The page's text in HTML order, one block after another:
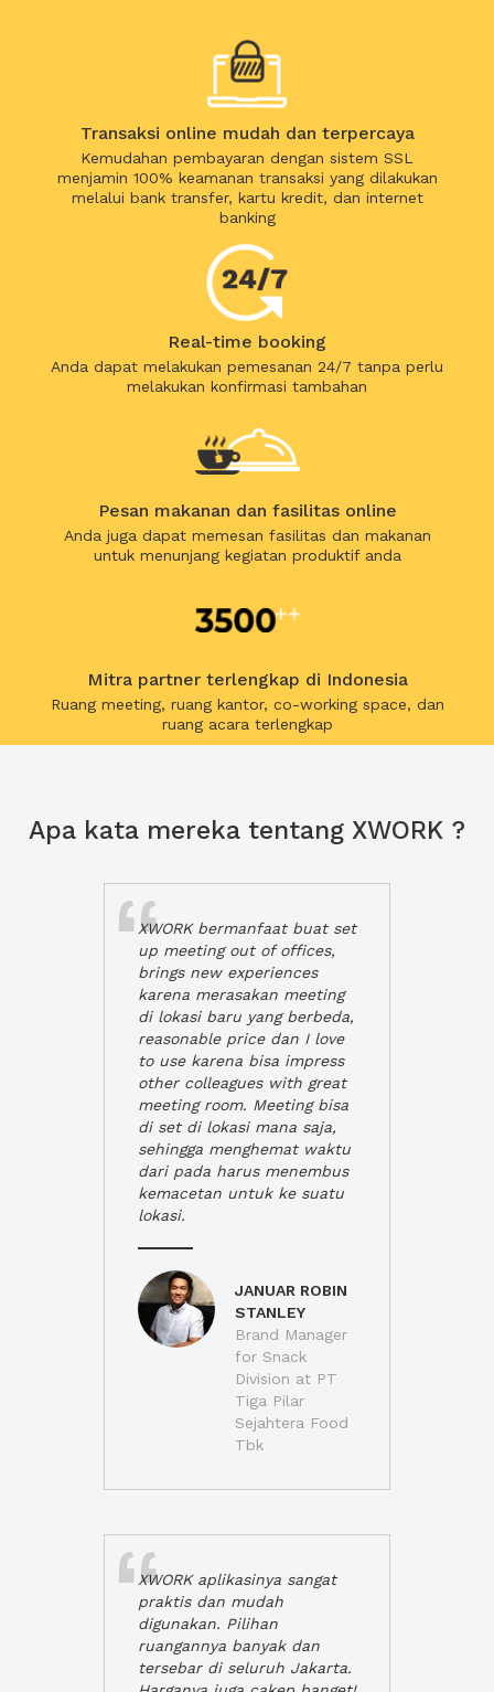
Transaksi online mudah dan terpercaya
Kemudahan pembayaran dengan sistem SSL
menjamin 100% keamanan transaksi yang dilakukan
melalui bank transfer, kartu kredit, dan internet
banking
Real-time booking
Anda dapat melakukan pemesanan 24/7 tanpa perlu
melakukan konfirmasi tambahan
Pesan makanan dan fasilitas online
Anda juga dapat memesan fasilitas dan makanan
untuk menunjang kegiatan produktif anda
Mitra partner terlengkap di Indonesia
Ruang meeting, ruang kantor, co-working space, dan
ruang acara terlengkap
Apa kata mereka tentang XWORK ?
XWORK bermanfaat buat set
up meeting out of offices,
brings new experiences
karena merasakan meeting
di lokasi baru yang berbeda,
reasonable price dan I love
to use karena bisa impress
other colleagues with great
meeting room. Meeting bisa
di set di lokasi mana saja,
sehingga menghemat waktu
dari pada harus menembus
kemacetan untuk ke suatu
lokasi.
JANUAR ROBIN
STANLEY
Brand Manager
for Snack
Division at PT
Tiga Pilar
Sejahtera Food
Tbk
XWORK aplikasinya sangat
praktis dan mudah
digunakan. Pilihan
ruangannya banyak dan
tersebar di seluruh Jakarta.